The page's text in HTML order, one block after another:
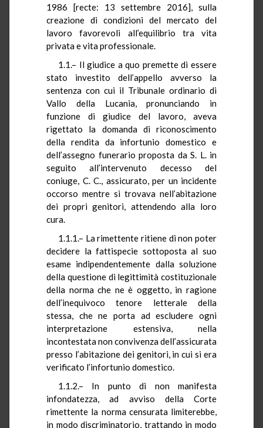
1986 [recte: 13 settembre 2016], sulla
creazione di condizioni del mercato del
lavoro favorevoli all’equilibrio tra vita
privata e vita professionale.
1.1.– Il giudice a quo premette di essere
stato investito dell’appello avverso la
sentenza con cui il Tribunale ordinario di
Vallo della Lucania, pronunciando in
funzione di giudice del lavoro, aveva
rigettato la domanda di riconoscimento
della rendita da infortunio domestico e
dell’assegno funerario proposta da S. L. in
seguito all’intervenuto decesso del
coniuge, C. C., assicurato, per un incidente
occorso mentre si trovava nell’abitazione
dei propri genitori, attendendo alla loro
cura.
1.1.1.– La rimettente ritiene di non poter
decidere la fattispecie sottoposta al suo
esame indipendentemente dalla soluzione
della questione di legittimità costituzionale
della norma che ne è oggetto, in ragione
dell’inequivoco tenore letterale della
stessa, che ne porta ad escludere ogni
interpretazione estensiva, nella
incontestata non convivenza dell’assicurata
presso l’abitazione dei genitori, in cui si era
verificato l’infortunio domestico.
1.1.2.– In punto di non manifesta
infondatezza, ad avviso della Corte
rimettente la norma censurata limiterebbe,
in modo discriminatorio, trattando in modo